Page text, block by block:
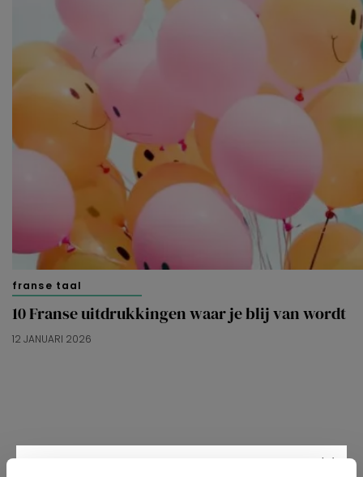
franse taal
10 Franse uitdrukkingen waar je blij van wordt
12 JANUARI 2026